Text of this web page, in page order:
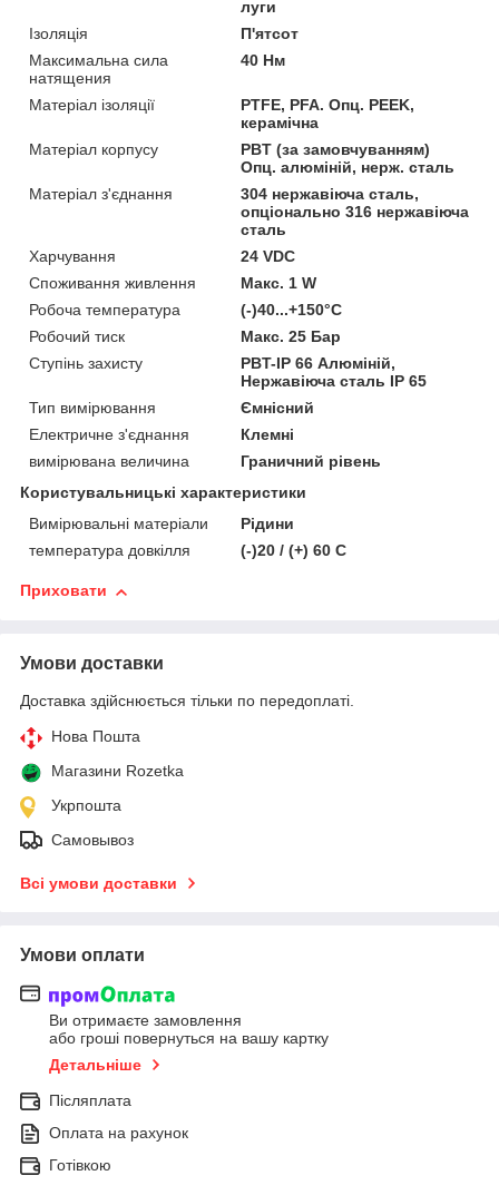
луги
Ізоляція
П'ятсот
Максимальна сила
натящения
40 Нм
Матеріал ізоляції
PTFE, PFA. Опц. PEEK,
керамічна
Матеріал корпусу
PBT (за замовчуванням)
Опц. алюміній, нерж. сталь
Матеріал з'єднання
304 нержавіюча сталь,
опціонально 316 нержавіюча
сталь
Харчування
24 VDC
Споживання живлення
Макс. 1 W
Робоча температура
(-)40...+150°C
Робочий тиск
Макс. 25 Бар
Ступінь захисту
PBT-IP 66 Алюміній,
Нержавіюча сталь IP 65
Тип вимірювання
Ємнісний
Електричне з'єднання
Клемні
вимірювана величина
Граничний рівень
Користувальницькі характеристики
Вимірювальні матеріали
Рідини
температура довкілля
(-)20 / (+) 60 C
Приховати
Умови доставки
Доставка здійснюється тільки по передоплаті.
Нова Пошта
Магазини Rozetka
Укрпошта
Самовывоз
Всі умови доставки
Умови оплати
Ви отримаєте замовлення
або гроші повернуться на вашу картку
Детальніше
Післяплата
Оплата на рахунок
Готівкою